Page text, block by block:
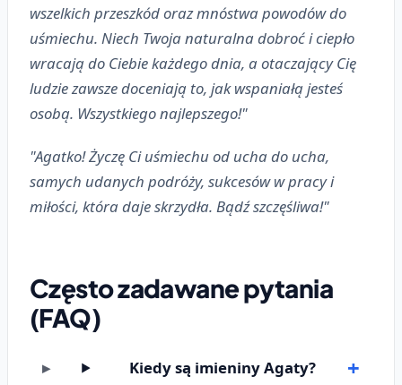
wszelkich przeszkód oraz mnóstwa powodów do
uśmiechu. Niech Twoja naturalna dobroć i ciepło
wracają do Ciebie każdego dnia, a otaczający Cię
ludzie zawsze doceniają to, jak wspaniałą jesteś
osobą. Wszystkiego najlepszego!"
"Agatko! Życzę Ci uśmiechu od ucha do ucha,
samych udanych podróży, sukcesów w pracy i
miłości, która daje skrzydła. Bądź szczęśliwa!"
Często zadawane pytania
(FAQ)
Kiedy są imieniny Agaty?